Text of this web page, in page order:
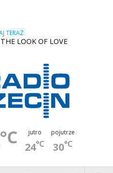
TERAZ
LOOK OF LOVE
°C jutro
24°C
pojutrze
30°C